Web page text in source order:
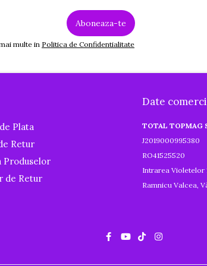
multe in Politica de Confidentialitate
Plata
Retur
Produselor
de Retur
Date
TOTAL TOPMAG
J2019000995380
RO41525520
Intrarea Violetelor
Ramnicu Valcea,